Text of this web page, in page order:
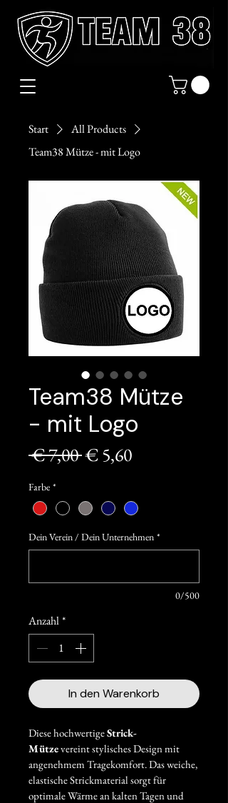
Start
All Products
Team38 Mütze - mit Logo
Team38 Mütze
- mit Logo
€ 7,00 Standardpreis
€ 5,60Sale-
Farbe *
Dein Verein / Dein Unternehmen *
0/500
Anzahl*
In den Warenkorb
Diese hochwertige Strick-
Mütze vereint stylisches Design mit
angenehmem Tragekomfort. Das weiche,
elastische Strickmaterial sorgt für
optimale Wärme an kalten Tagen und